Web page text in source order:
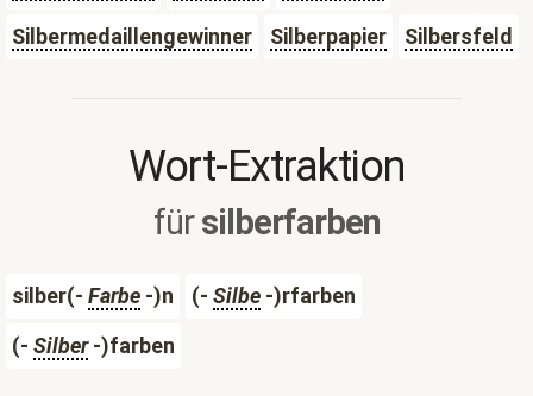
Silbermedaillengewinner
Silberpapier Silbersfeld
Wort-Extraktion
fürsilberfarben
silber(- Farbe -)n (- Silbe -)rfarben
(- Silber-)farben